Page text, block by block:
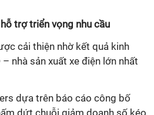
trợ triển vọng nhu cầu
cải thiện nhờ kết quả kinh
nhà sản xuất xe điện lớn nhất
dựa trên báo cáo công bố
dứt chuỗi giảm doanh số kéo